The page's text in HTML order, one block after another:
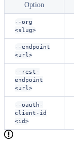
Option
--org
<slug>
--endpoint
<url>
--rest-
endpoint
<url>
--oauth-
client-id
<id>